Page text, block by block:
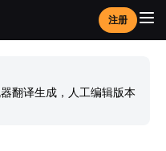
注册
翻译生成，人工编辑版本